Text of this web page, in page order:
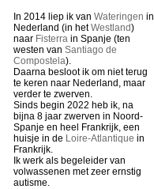
In 2014 liep ik van Wateringen in
Nederland (in hetWestland)
naar Fisterrain Spanje (ten
westen van Santiago de
Compostela).
Daarna besloot ik om niet terug
te keren naar Nederland, maar
verder te zwerven.
Sinds begin 2022 heb ik, na
bijna 8 jaar zwerven in Noord-
Spanje en heel Frankrijk, een
huisje in de Loire-Atlantique in
Frankrijk.
Ik werk als begeleider van
volwassenen met zeer ernstig
autisme.